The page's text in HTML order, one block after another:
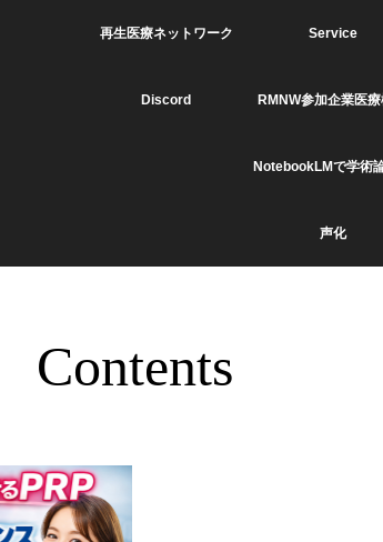
再生医療ネットワーク Service
Discord RMNW参加企業医療
NotebookLMで学術
声化
Contents